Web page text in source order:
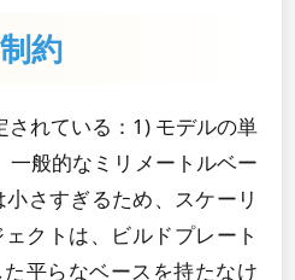
約
れている：1) モデルの単
一般的なミリメートルベー
さすぎるため、スケーリ
クトは、ビルドプレート
た平らなベースを持たなけ